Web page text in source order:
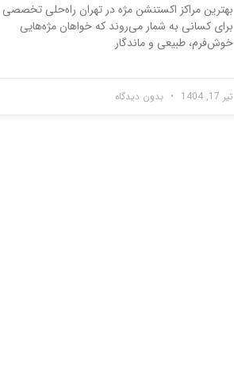
بهترین مراکز اکستنشن مژه در تهران راه‌حلی تخصصی
برای کسانی به شمار می‌روند که خواهان مژه‌هایی
خوش‌فرم، طبیعی و ماندگار
تیر 17, 1404 بدون دیدگاه